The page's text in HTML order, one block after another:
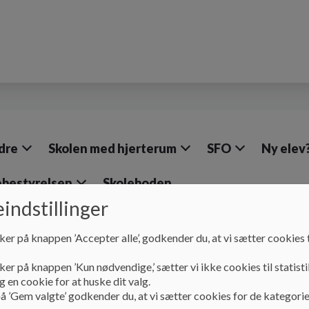
Skolen med hjerterum SFO Ny
Skoleboden
Mission, vision og værdier Det gode samarbejde -
Det gode samarbejde
på knappen ’Accepter alle’, godkender du, at vi sætter
på knappen ’Kun nødvendige,’ sætter vi ikke cookies til
en cookie for at huske dit valg.
’Gem valgte’ godkender du, at vi sætter cookies for de